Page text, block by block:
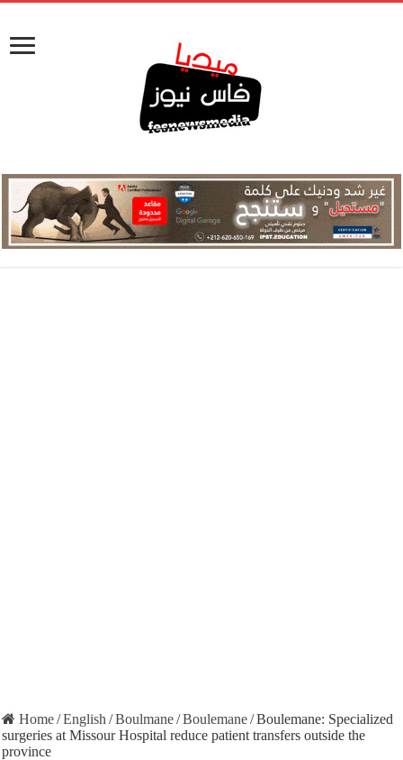
Home/English /Boulmane/Boulemane/Boulemane: Specialized
surgeries at Missour Hospital reduce patient transfers outside the
province